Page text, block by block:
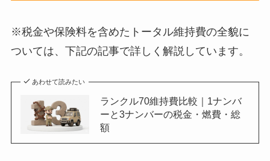
※税金や保険料を含めたトータル維持費の全貌に
ついては、下記の記事で詳しく解説しています。
あわせて読みたい
ランクル70維持費比較｜1ナンバ
ーと3ナンバーの税金・燃費・総
額